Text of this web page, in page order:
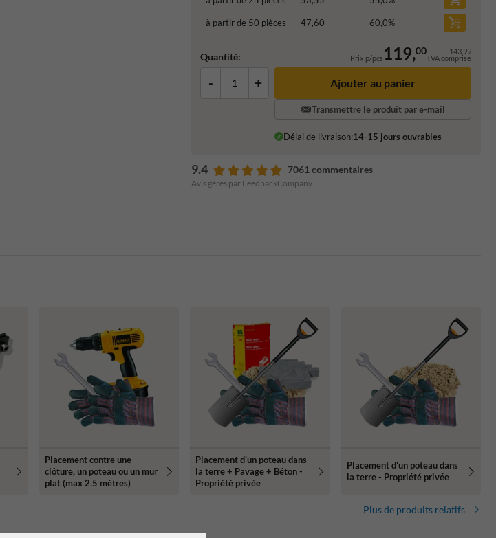
à partir de 50 pièces 47,60 60,0%
Quantité: Prix p/pcs 119,00 143,99
TVA comprise
- + Ajouter au panier
Transmettre le produit par e-mail
Délai de livraison:14-15 jours ouvrables
9.4 7061 commentaires
Avis gérés par FeedbackCompany
Placement contre une
clôture, un poteau ou un mur
plat (max 2.5 mètres)
Placement d'un poteau dans
la terre + Pavage + Béton -
Propriété privée
Placement d'un poteau dans
la terre - Propriété privée
Plus de produits relatifs